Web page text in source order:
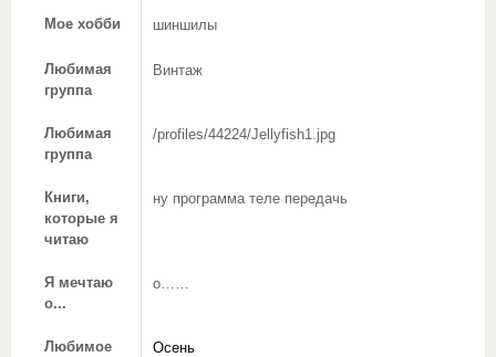
Мое хобби шиншилы
Любимая
группа
Винтаж
Любимая
группа
/profiles/44224/Jellyfish1.jpg
Книги,
которые я
читаю
ну программа теле передачь
Я мечтаю
о...
о……
Любимое
Осень